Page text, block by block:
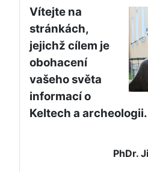
Vítejte na
stránkách,
jejichž cílem je
obohacení
vašeho světa
informací o
Keltech a archeologii.
PhDr.